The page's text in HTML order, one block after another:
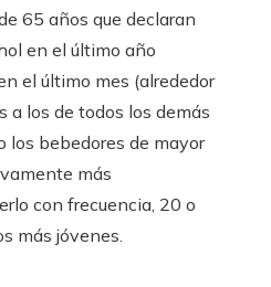
65 años que declaran
en el último año
el último mes (alrededor
a los de todos los demás
los bebedores de mayor
más
con frecuencia, 20 o
más jóvenes.